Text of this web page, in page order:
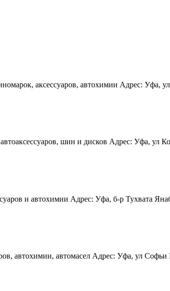
аксессуаров, автохимии Адрес: Уфа,
шин и дисков Адрес: Уфа, ул
и автохимии Адрес: Уфа, б-р Тухвата
автохимии, автомасел Адрес: Уфа, ул